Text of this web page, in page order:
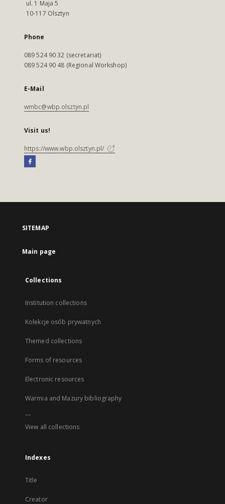
ul. 1 Maja 5
10-117 Olsztyn
Phone
089 524 90 32 (secretariat)
089 524 90 48 (Regional Workshop)
E-Mail
wmbc@wbp.olsztyn.pl
Visit us!
https://www.wbp.olsztyn.pl/
SITEMAP
Main page
Collections
Institution collections
Kolekcje osób prywatnych
Themed collections
Forms of resources
Electronic resources
Warmia and Mazury bibliography
...
View all collections
Indexes
Title
Creator